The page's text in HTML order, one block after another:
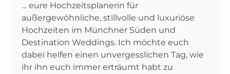
… eure Hochzeitsplanerin für
außergewöhnliche, stillvolle und luxuriöse
Hochzeiten im Münchner Süden und
Destination Weddings. Ich möchte euch
dabei helfen einen unvergesslichen Tag, wie
ihr ihn euch immer erträumt habt zu